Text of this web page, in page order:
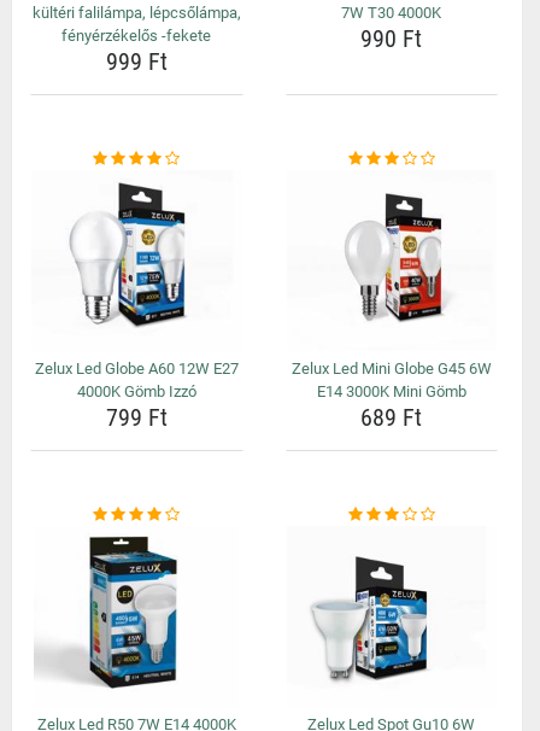
kültéri falilámpa, lépcsőlámpa,
fényérzékelős -fekete
999 Ft
7W T30 4000K
990 Ft
Zelux Led Globe A60 12W E27
4000K Gömb Izzó
799 Ft
Zelux Led Mini Globe G45 6W
E14 3000K Mini Gömb
689 Ft
Zelux Led R50 7W E14 4000K Zelux Led Spot Gu10 6W